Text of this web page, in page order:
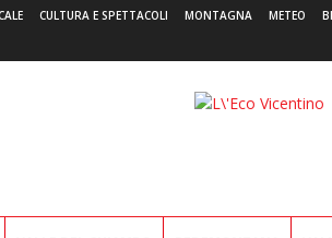
CULTURA E SPETTACOLI MONTAGNA METEO
L'Eco